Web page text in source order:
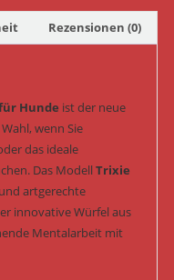
Rezensionen (0)
Hunde ist der neue
wenn Sie
das ideale
Das ModellTrixie
artgerechte
innovative Würfel aus
Mentalarbeit mit